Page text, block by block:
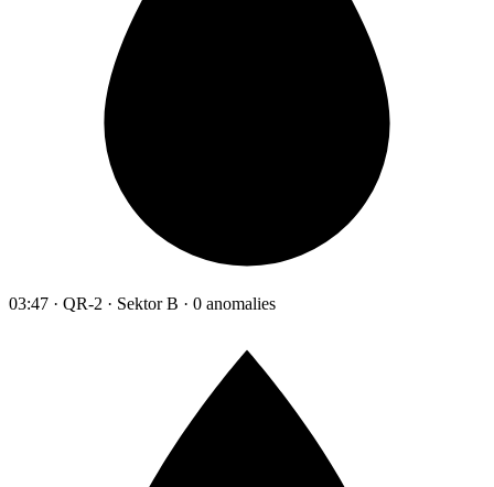
03:47 · QR-2 · Sektor B · 0 anomalies